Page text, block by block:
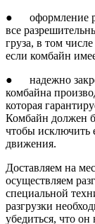
● оформление
все
груза, в том
если комбайн
● надежно
комбайна
которая
Комбайн должен
чтобы исключить
движения.
Доставляем на
осуществляем
специальной
разгрузки
убедиться, что